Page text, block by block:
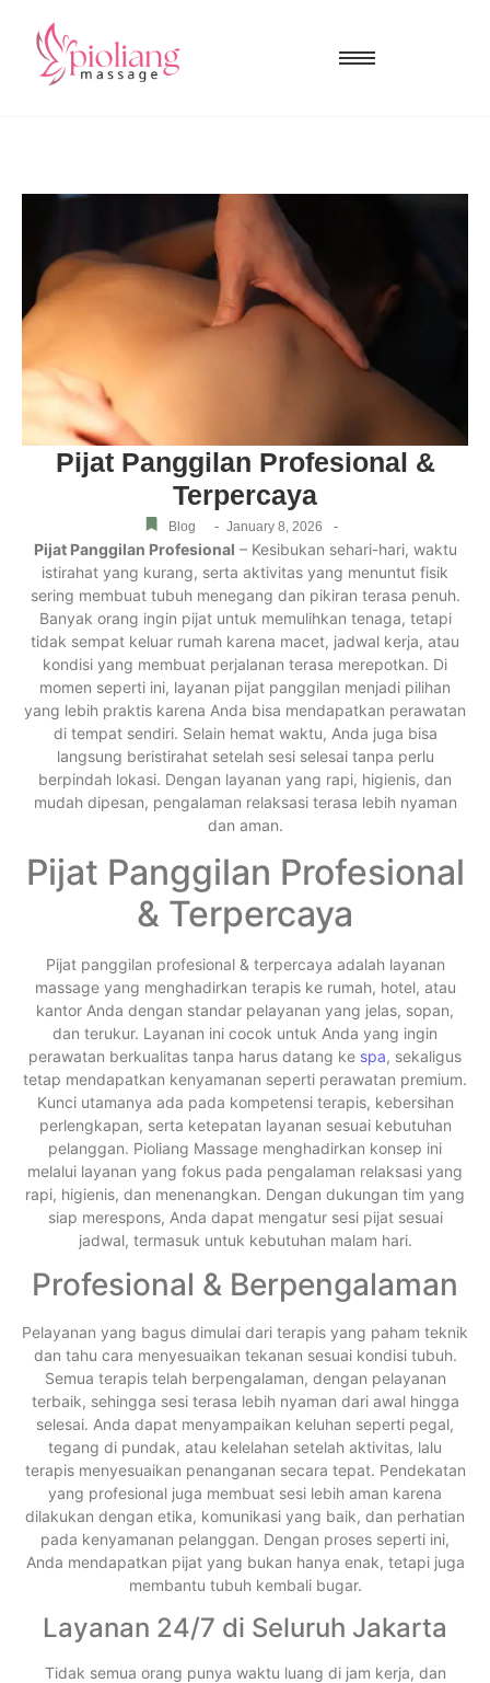
Pijat Panggilan Profesional &
Terpercaya
Blog - January 8, 2026 -
Pijat Panggilan Profesional – Kesibukan sehari-hari, waktu
istirahat yang kurang, serta aktivitas yang menuntut fisik
sering membuat tubuh menegang dan pikiran terasa penuh.
Banyak orang ingin pijat untuk memulihkan tenaga, tetapi
tidak sempat keluar rumah karena macet, jadwal kerja, atau
kondisi yang membuat perjalanan terasa merepotkan. Di
momen seperti ini, layanan pijat panggilan menjadi pilihan
yang lebih praktis karena Anda bisa mendapatkan perawatan
di tempat sendiri. Selain hemat waktu, Anda juga bisa
langsung beristirahat setelah sesi selesai tanpa perlu
berpindah lokasi. Dengan layanan yang rapi, higienis, dan
mudah dipesan, pengalaman relaksasi terasa lebih nyaman
dan aman.
Pijat Panggilan Profesional
& Terpercaya
Pijat panggilan profesional & terpercaya adalah layanan
massage yang menghadirkan terapis ke rumah, hotel, atau
kantor Anda dengan standar pelayanan yang jelas, sopan,
dan terukur. Layanan ini cocok untuk Anda yang ingin
perawatan berkualitas tanpa harus datang ke spa, sekaligus
tetap mendapatkan kenyamanan seperti perawatan premium.
Kunci utamanya ada pada kompetensi terapis, kebersihan
perlengkapan, serta ketepatan layanan sesuai kebutuhan
pelanggan. Pioliang Massage menghadirkan konsep ini
melalui layanan yang fokus pada pengalaman relaksasi yang
rapi, higienis, dan menenangkan. Dengan dukungan tim yang
siap merespons, Anda dapat mengatur sesi pijat sesuai
jadwal, termasuk untuk kebutuhan malam hari.
Profesional & Berpengalaman
Pelayanan yang bagus dimulai dari terapis yang paham teknik
dan tahu cara menyesuaikan tekanan sesuai kondisi tubuh.
Semua terapis telah berpengalaman, dengan pelayanan
terbaik, sehingga sesi terasa lebih nyaman dari awal hingga
selesai. Anda dapat menyampaikan keluhan seperti pegal,
tegang di pundak, atau kelelahan setelah aktivitas, lalu
terapis menyesuaikan penanganan secara tepat. Pendekatan
yang profesional juga membuat sesi lebih aman karena
dilakukan dengan etika, komunikasi yang baik, dan perhatian
pada kenyamanan pelanggan. Dengan proses seperti ini,
Anda mendapatkan pijat yang bukan hanya enak, tetapi juga
membantu tubuh kembali bugar.
Layanan 24/7 di Seluruh Jakarta
Tidak semua orang punya waktu luang di jam kerja, dan